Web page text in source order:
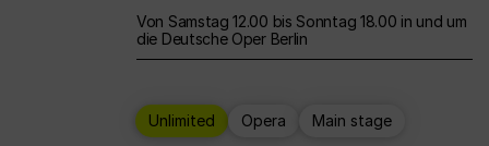
Von Samstag 12.00 bis Sonntag 18.00 in und um
die Deutsche Oper Berlin
Unlimited Opera Main stage